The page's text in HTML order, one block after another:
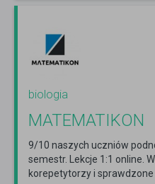
biologia
MATEMATIKON
9/10 naszych uczniów
semestr. Lekcje 1:1 online.
korepetytorzy i